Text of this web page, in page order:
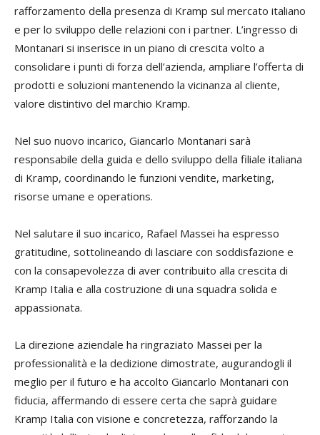
rafforzamento della presenza di Kramp sul mercato italiano
e per lo sviluppo delle relazioni con i partner. L’ingresso di
Montanari si inserisce in un piano di crescita volto a
consolidare i punti di forza dell’azienda, ampliare l’offerta di
prodotti e soluzioni mantenendo la vicinanza al cliente,
valore distintivo del marchio Kramp.
Nel suo nuovo incarico, Giancarlo Montanari sarà
responsabile della guida e dello sviluppo della filiale italiana
di Kramp, coordinando le funzioni vendite, marketing,
risorse umane e operations.
Nel salutare il suo incarico, Rafael Massei ha espresso
gratitudine, sottolineando di lasciare con soddisfazione e
con la consapevolezza di aver contribuito alla crescita di
Kramp Italia e alla costruzione di una squadra solida e
appassionata.
La direzione aziendale ha ringraziato Massei per la
professionalità e la dedizione dimostrate, augurandogli il
meglio per il futuro e ha accolto Giancarlo Montanari con
fiducia, affermando di essere certa che saprà guidare
Kramp Italia con visione e concretezza, rafforzando la